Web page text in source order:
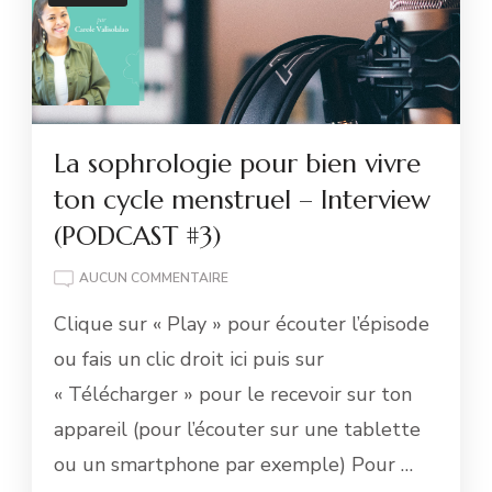
La sophrologie pour bien vivre
ton cycle menstruel – Interview
(PODCAST #3)
AUCUN COMMENTAIRELA
POUR
VIVRE
TON
MENSTRUEL
–
Clique sur « Play » pour écouter l’épisode
ou fais un clic droit ici puis sur
« Télécharger » pour le recevoir sur ton
appareil (pour l’écouter sur une tablette
ou un smartphone par exemple) Pour …